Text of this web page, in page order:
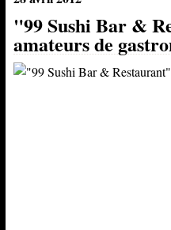
"99 Sushi Bar &
amateurs de